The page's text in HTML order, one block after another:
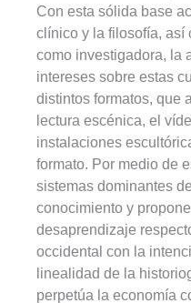
Con esta sólida base
clínico y la filosofía, así
como investigadora, la
intereses sobre estas
distintos formatos, que
lectura escénica, el
instalaciones
formato. Por medio de
sistemas dominantes
conocimiento y
desaprendizaje
occidental con la
linealidad de la
perpetúa la economía